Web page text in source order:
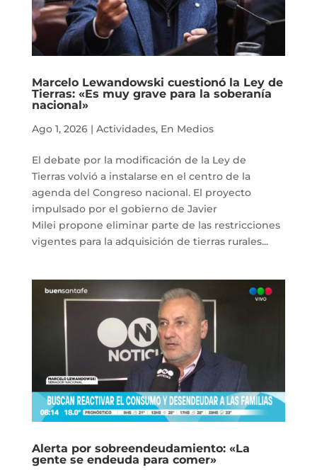
Marcelo Lewandowski cuestionó la Ley de
Tierras: «Es muy grave para la soberanía
nacional»
Ago 1, 2026| Actividades, En Medios
El debate por la modificación de la Ley de
Tierras volvió a instalarse en el centro de la
agenda del Congreso nacional. El proyecto
impulsado por el gobierno de Javier
Milei propone eliminar parte de las restricciones
vigentes para la adquisición de tierras rurales...
Alerta por sobreendeudamiento: «La
gente se endeuda para comer»